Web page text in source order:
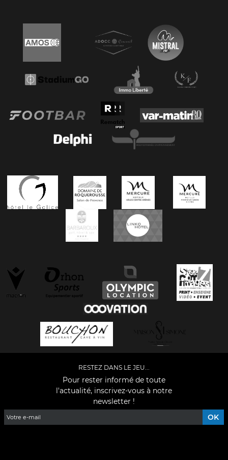
RESTEZ DANS LE JEU...
Pour rester informé de toute
l'actualité, inscrivez-vous à notre
newsletter !